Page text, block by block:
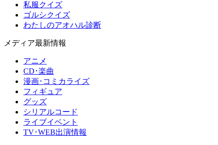
私服クイズ
ゴルシクイズ
わたしのアオハル診断
メディア最新情報
アニメ
CD･楽曲
漫画･コミカライズ
フィギュア
グッズ
シリアルコード
ライブイベント
TV･WEB出演情報